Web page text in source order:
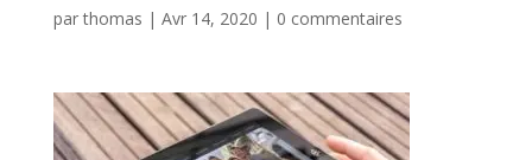
parthomas | Avr 14, 2020 | 0 commentaires